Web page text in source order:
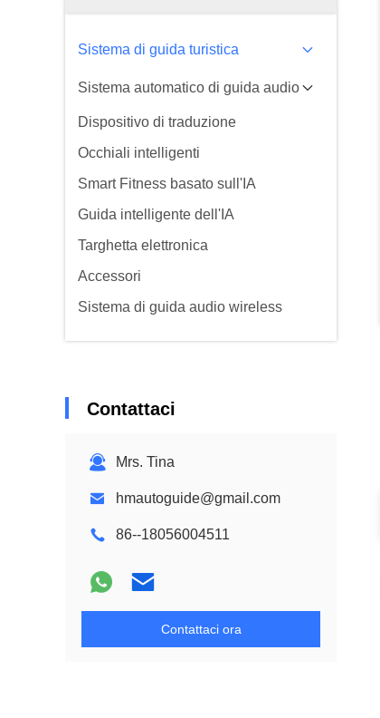
Sistema di guida turistica
Sistema automatico di guida audio
Dispositivo di traduzione
Occhiali intelligenti
Smart Fitness basato sull'IA
Guida intelligente dell'IA
Targhetta elettronica
Accessori
Sistema di guida audio wireless
Contattaci
Mrs. Tina
hmautoguide@gmail.com
86--18056004511
Contattaci ora